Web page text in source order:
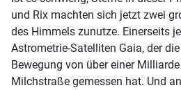
und Rix machten sich jetzt zwei
des Himmels zunutze. Einerseits
Astrometrie-Satelliten Gaia, der
Bewegung von über einer
Milchstraße gemessen hat. Und